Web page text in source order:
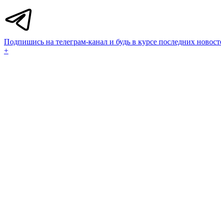
Подпишись на телеграм-канал и будь в курсе последних
+